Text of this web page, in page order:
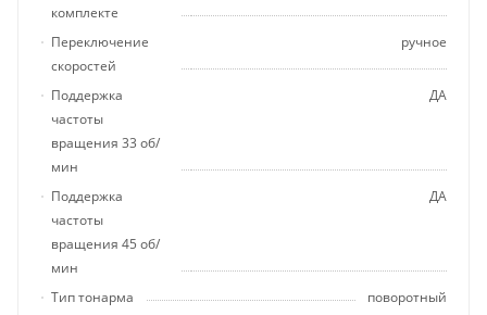
комплекте
Переключение
скоростей
ручное
Поддержка
частоты
вращения 33 об/
мин
ДА
Поддержка
частоты
вращения 45 об/
мин
ДА
Тип тонарма
поворотный